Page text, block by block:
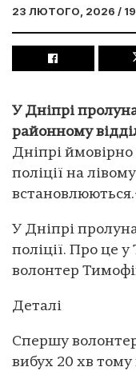
23 ЛЮТОГО, 2026 /
У Дніпрі
районному
Дніпрі ймовірно
поліції на
У Дніпрі
поліції. Про це
волонтер
Деталі
Спершу
вибух 20 хв тому